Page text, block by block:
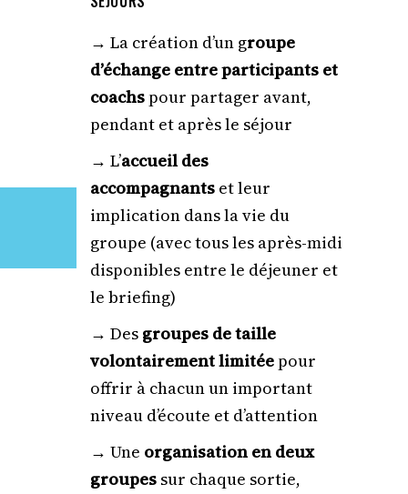
→ La création d’un groupe
d’échange entre participants et
coachspour partager avant,
pendant et après le séjour
→ L’accueil des
accompagnantset leur
implication dans la vie du
groupe (avec tous les après-midi
disponibles entre le déjeuner et
le briefing)
→ Des groupes de taille
volontairement limitéepour
offrir à chacun un important
niveau d’écoute et d’attention
→ Une organisation en deux
groupessur chaque sortie,